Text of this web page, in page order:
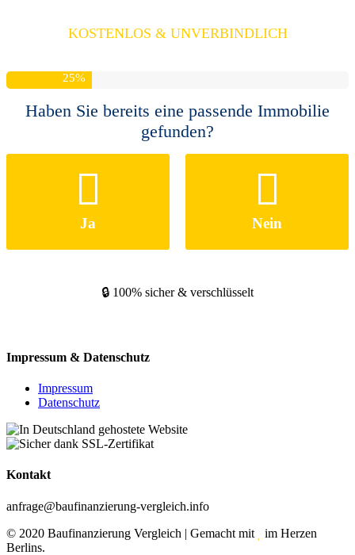
KOSTENLOS & UNVERBINDLICH
25%
Haben Sie bereits eine passende Immobilie
gefunden?
Ja Nein
🔒 100% sicher & verschlüsselt
Impressum & Datenschutz
Impressum
Datenschutz
Kontakt
anfrage@baufinanzierung-vergleich.info
© 2020 Baufinanzierung Vergleich | Gemacht mit
im Herzen
Berlins.